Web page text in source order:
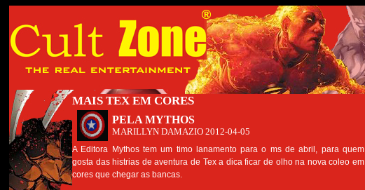
MAIS TEX EM CORES
PELA MYTHOS
MARILLYN DAMAZIO 2012-04-05
A Editora Mythos tem um timo lanamento para o ms de abril, para quem
gosta das histrias de aventura de Tex a dica ficar de olho na nova coleo em
cores que chegar as bancas.